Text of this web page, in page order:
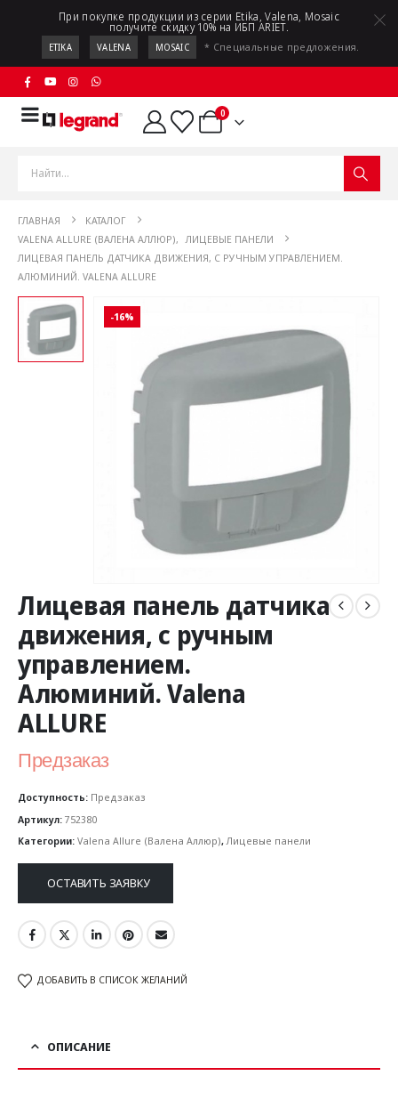
При покупке продукции из серии Etika, Valena, Mosaic
получите скидку 10% на ИБП ARIET.
ETIKA VALENA MOSAIC * Специальные предложения.
0
ГЛАВНАЯ
КАТАЛОГ
VALENA ALLURE (ВАЛЕНА АЛЛЮР), ЛИЦЕВЫЕ ПАНЕЛИ
ЛИЦЕВАЯ ПАНЕЛЬ ДАТЧИКА ДВИЖЕНИЯ, С РУЧНЫМ УПРАВЛЕНИЕМ.
АЛЮМИНИЙ. VALENA ALLURE
-16%
Лицевая панель датчика
движения, с ручным
управлением.
Алюминий. Valena
ALLURE
Предзаказ
Доступность: Предзаказ
Артикул: 752380
Категории: Valena Allure (Валена Аллюр),Лицевые панели
ОСТАВИТЬ ЗАЯВКУ
ДОБАВИТЬ В СПИСОК ЖЕЛАНИЙ
ОПИСАНИЕ